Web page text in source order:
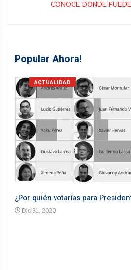
CONOCE DONDE
Popular Ahora!
ACTUALIDAD
¿Por quién votarías para
Dic 31, 2020